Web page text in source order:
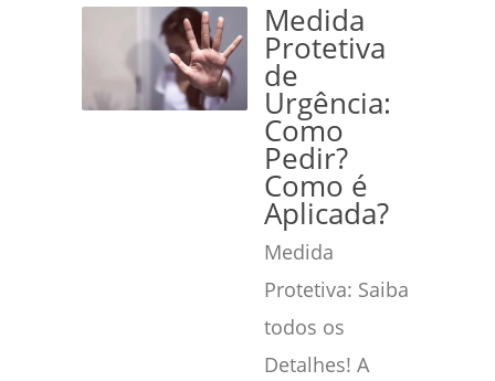
Medida
Protetiva
de
Urgência:
Como
Pedir?
Como é
Aplicada?
Medida
Protetiva: Saiba
todos os
Detalhes! A